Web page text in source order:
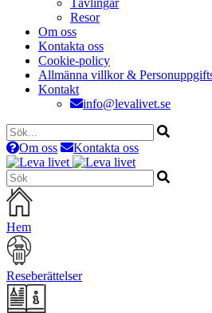
Tävlingar
Resor
Om oss
Kontakta oss
Cookie-policy
Allmänna villkor &
Kontakt
info@levalivet.se
Om oss Kontakta oss
Hem
Reseberättelser